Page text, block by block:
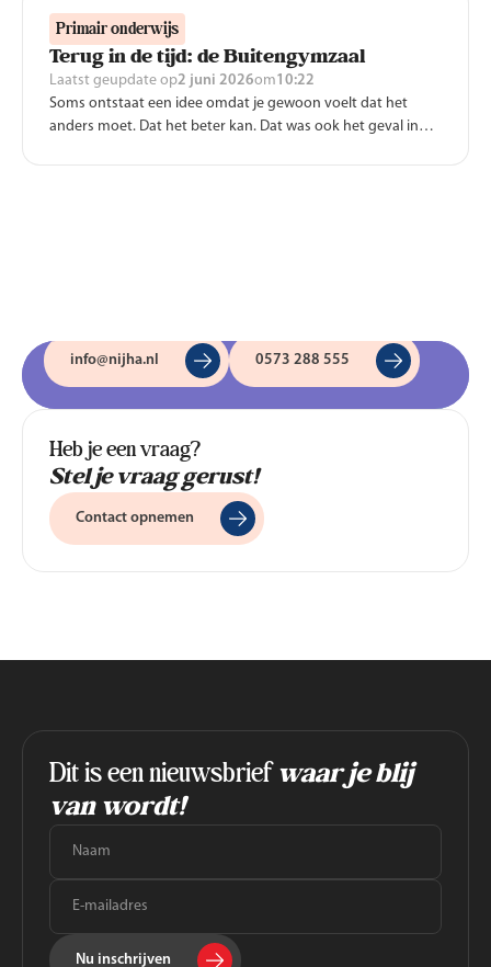
Primair onderwijs
Terug in de tijd: de Buitengymzaal
Laatst geupdate op2 juni 2026om10:22
Soms ontstaat een idee omdat je gewoon voelt dat het
anders moet. Dat het beter kan. Dat was ook het geval in
info@nijha.nl 0573 288 555
Heb je een vraag?
Stel je vraag gerust!
Contact opnemen
Dit is een nieuwsbriefwaar je blij
van wordt!
Nu inschrijven